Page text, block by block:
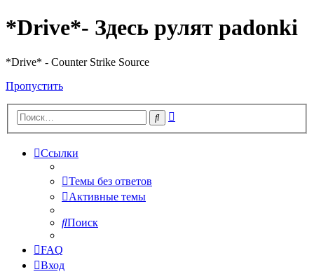
*Drive*- Здесь рулят padonki
*Drive* - Counter Strike Source
Пропустить
Поиск
Ссылки
Темы без ответов
Активные темы
Поиск
FAQ
Вход